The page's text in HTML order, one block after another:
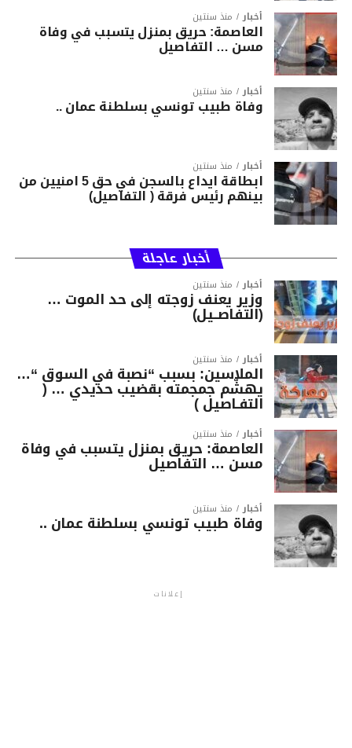
أخبار منذ سنتين
العاصمة: حريق بمنزل يتسبب في وفاة
مسن … التفاصيل
أخبار منذ سنتين
وفاة طبيب تونسي بسلطنة عمان ..
أخبار منذ سنتين
ابطاقة ايداع بالسجن في حق 5 امنيين من
بينهم رئيس فرقة ( التفاصيل)
أخبار عاجلة
أخبار منذ سنتين
وزير يعنف زوجته إلى حد الموت …
(التفاصــيل)
أخبار منذ سنتين
الملاسين: بسبب “نصبة في السوق “…
يهشّم جمجمته بقضيب حديدي … (
التفـاصيل )
أخبار منذ سنتين
العاصمة: حريق بمنزل يتسبب في وفاة
مسن … التفاصيل
أخبار منذ سنتين
وفاة طبيب تونسي بسلطنة عمان ..
إعلانات